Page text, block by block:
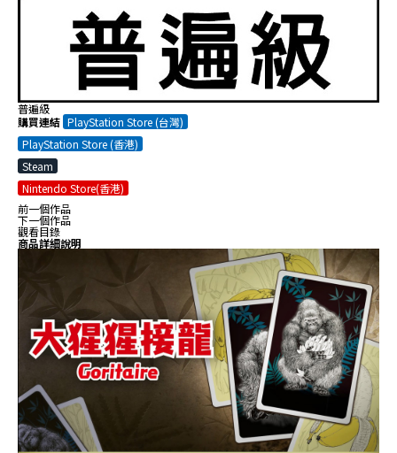
普遍級
購買連結 PlayStation Store (台灣)
PlayStation Store (香港)
Steam
Nintendo Store(香港)
前一個作品
下一個作品
觀看目錄
商品詳細說明